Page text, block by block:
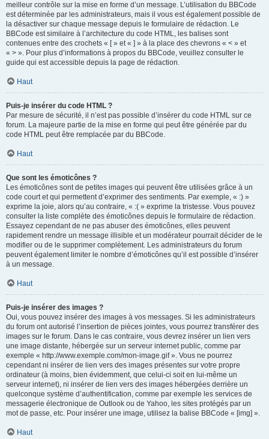
meilleur contrôle sur la mise en forme d’un message. L’utilisation du BBCode
est déterminée par les administrateurs, mais il vous est également possible de
la désactiver sur chaque message depuis le formulaire de rédaction. Le
BBCode est similaire à l’architecture du code HTML, les balises sont
contenues entre des crochets « [ » et « ] » à la place des chevrons « < » et
« > ». Pour plus d’informations à propos du BBCode, veuillez consulter le
guide qui est accessible depuis la page de rédaction.
Haut
Puis-je insérer du code HTML ?
Par mesure de sécurité, il n’est pas possible d’insérer du code HTML sur ce
forum. La majeure partie de la mise en forme qui peut être générée par du
code HTML peut être remplacée par du BBCode.
Haut
Que sont les émoticônes ?
Les émoticônes sont de petites images qui peuvent être utilisées grâce à un
code court et qui permettent d’exprimer des sentiments. Par exemple, « :) »
exprime la joie, alors qu’au contraire, « :( » exprime la tristesse. Vous pouvez
consulter la liste complète des émoticônes depuis le formulaire de rédaction.
Essayez cependant de ne pas abuser des émoticônes, elles peuvent
rapidement rendre un message illisible et un modérateur pourrait décider de le
modifier ou de le supprimer complètement. Les administrateurs du forum
peuvent également limiter le nombre d’émoticônes qu’il est possible d’insérer
à un message.
Haut
Puis-je insérer des images ?
Oui, vous pouvez insérer des images à vos messages. Si les administrateurs
du forum ont autorisé l’insertion de pièces jointes, vous pourrez transférer des
images sur le forum. Dans le cas contraire, vous devrez insérer un lien vers
une image distante, hébergée sur un serveur internet public, comme par
exemple « http://www.exemple.com/mon-image.gif ». Vous ne pourrez
cependant ni insérer de lien vers des images présentes sur votre propre
ordinateur (à moins, bien évidemment, que celui-ci soit en lui-même un
serveur internet), ni insérer de lien vers des images hébergées derrière un
quelconque système d’authentification, comme par exemple les services de
messagerie électronique de Outlook ou de Yahoo, les sites protégés par un
mot de passe, etc. Pour insérer une image, utilisez la balise BBCode « [img] ».
Haut